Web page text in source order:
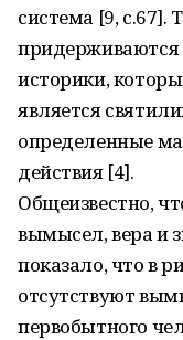
система [9, с.67].
придерживаются
историки,
является
определенные
действия [4].
Общеизвестно,
вымысел, вера и
показало, что в
отсутствуют
первобытного